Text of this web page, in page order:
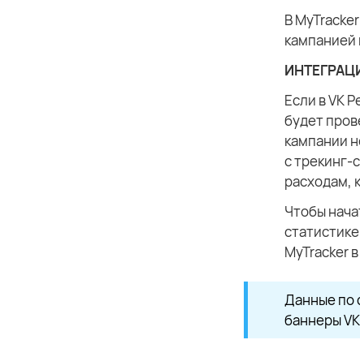
В
кампанией
Если в VK
будет
кампании
с трекинг-
расходам,
Чтобы
MyTracker
Данные по
баннеры